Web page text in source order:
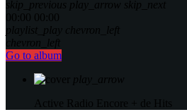
skip_previous play_arrow skip_next
00:00 00:00
playlist_play chevron_left
chevron_left
Go to album
play_arrow
Active Radio Encore + de Hits